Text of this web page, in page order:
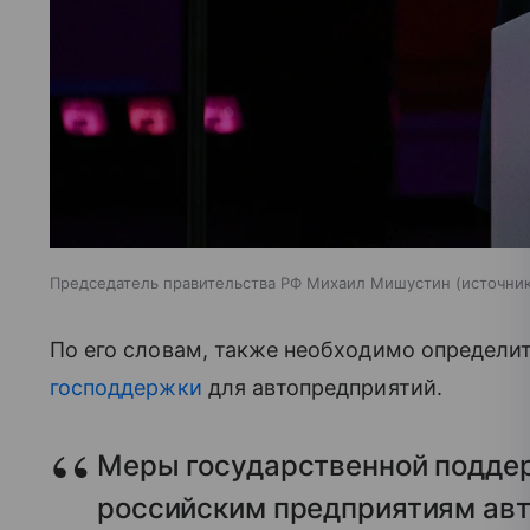
Председатель правительства РФ Михаил Мишустин
По его словам, также необходимо
господдержки для автопредприятий.
Меры государственной
российским предприятиям